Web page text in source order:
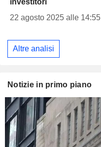
investitori
22 agosto 2025 alle 14:55
Altre analisi
Notizie in primo piano